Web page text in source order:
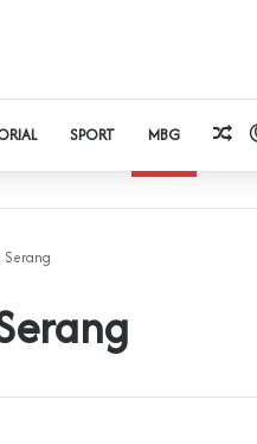
SPORT MBG
Serang